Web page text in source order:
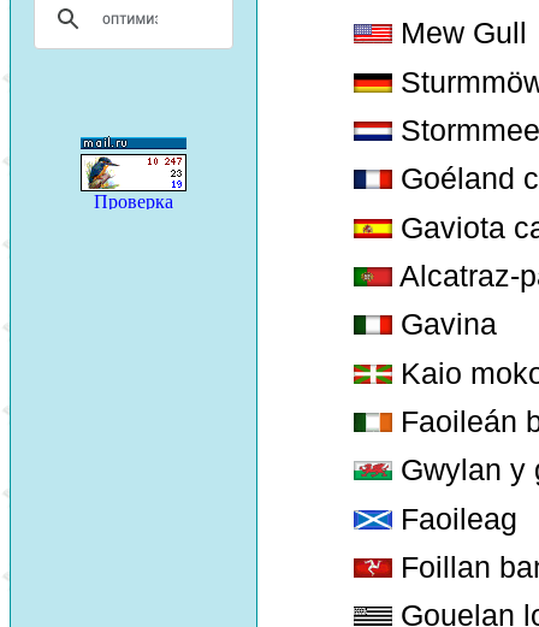
Mew Gull
Goéland
Gaviota
Alcatraz-
Gavina
Kaio
Faoileán
Gwylan y
Faoileag
Foillan
Gouelan